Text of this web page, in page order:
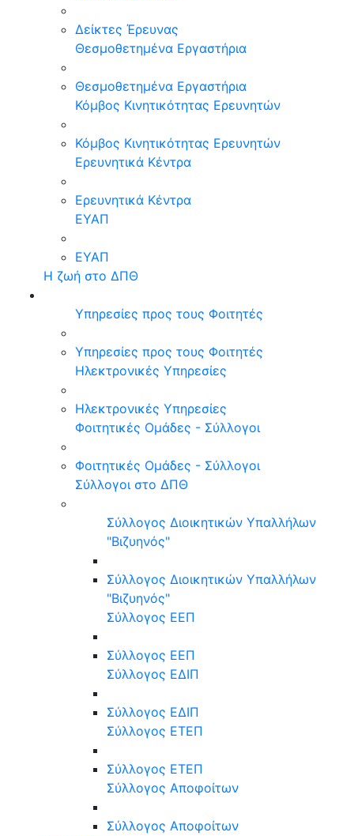
Δείκτες Έρευνας
Θεσμοθετημένα Εργαστήρια
Θεσμοθετημένα Εργαστήρια
Κόμβος Κινητικότητας Ερευνητών
Κόμβος Κινητικότητας Ερευνητών
Ερευνητικά Κέντρα
Ερευνητικά Κέντρα
ΕΥΑΠ
ΕΥΑΠ
Η ζωή στο ΔΠΘ
Υπηρεσίες προς τους Φοιτητές
Υπηρεσίες προς τους Φοιτητές
Ηλεκτρονικές Υπηρεσίες
Ηλεκτρονικές Υπηρεσίες
Φοιτητικές Ομάδες - Σύλλογοι
Φοιτητικές Ομάδες - Σύλλογοι
Σύλλογοι στο ΔΠΘ
Σύλλογος Διοικητικών Υπαλλήλων
"Βιζυηνός"
Σύλλογος Διοικητικών Υπαλλήλων
"Βιζυηνός"
Σύλλογος ΕΕΠ
Σύλλογος ΕΕΠ
Σύλλογος ΕΔΙΠ
Σύλλογος ΕΔΙΠ
Σύλλογος ΕΤΕΠ
Σύλλογος ΕΤΕΠ
Σύλλογος Αποφοίτων
Σύλλογος Αποφοίτων